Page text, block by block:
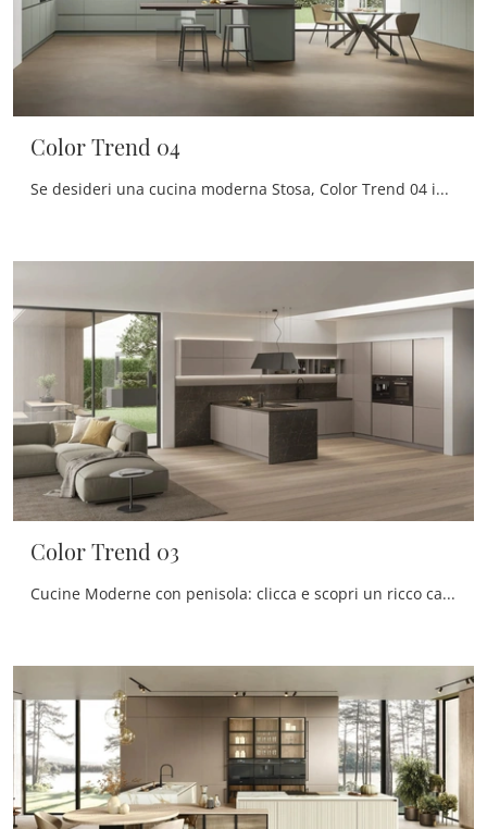
Color Trend 04
Se desideri una cucina moderna Stosa, Color Trend 04 in laccato opaco ti aspetta nel nostro negozio di Cucine Moderne con penisola.
Color Trend 03
Cucine Moderne con penisola: clicca e scopri un ricco catalogo di soluzioni del brand Stosa, tra cui il modello Color Trend 03.